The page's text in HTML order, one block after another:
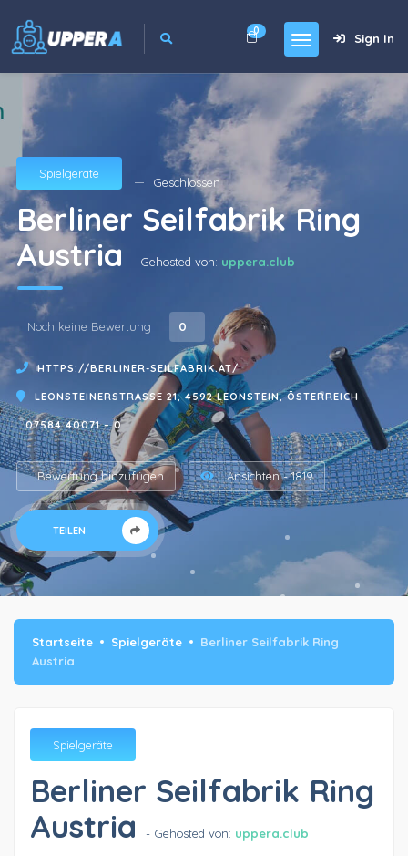
Sign In
0
Spielgeräte
Geschlossen
Berliner Seilfabrik Ring
Austria
- Gehosted von: uppera.club
Noch keine Bewertung 0
HTTPS://BERLINER-SEILFABRIK.AT/
LEONSTEINERSTRASSE 21, 4592 LEONSTEIN, ÖSTERREICH
07584 40071 – 0
Bewertung hinzufügen Ansichten - 1819
TEILEN
Startseite Spielgeräte
Berliner Seilfabrik Ring
Austria
Spielgeräte
Berliner Seilfabrik Ring
Austria
- Gehosted von: uppera.club